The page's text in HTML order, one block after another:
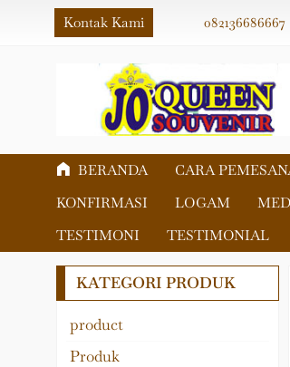
Kontak Kami 082136686667
BERANDA CARA
KONFIRMASI
LOGAM
TESTIMONI
TESTIMONIAL
KATEGORI PRODUK
product
Akrilik
Produk